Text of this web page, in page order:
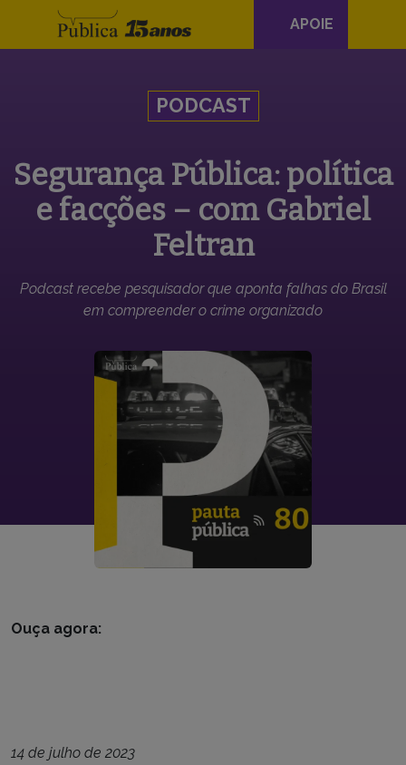
Navegação
principal
APOIE
PODCAST
Segurança Pública: política
e facções – com Gabriel
Feltran
Podcast recebe pesquisador que aponta falhas do Brasil
em compreender o crime organizado
Ouça agora:
14 de julho de 2023